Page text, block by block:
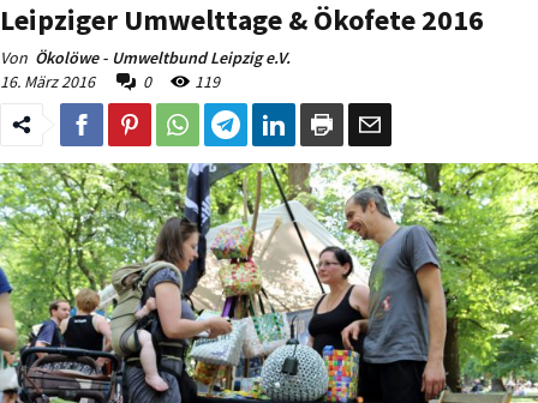
Leipziger Umwelttage & Ökofete 2016
Von Ökolöwe - Umweltbund Leipzig e.V.
16. März 2016
0 119